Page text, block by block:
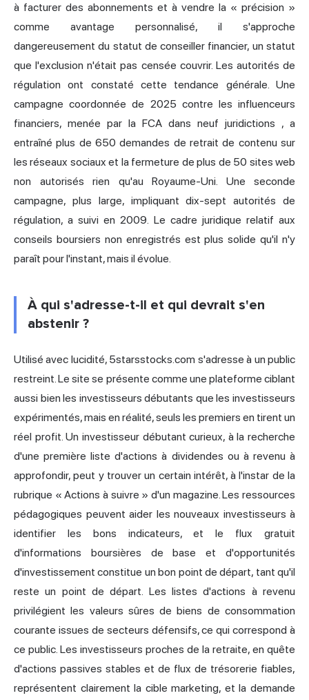
à facturer des abonnements et à vendre la « précision »
comme avantage personnalisé, il s'approche
dangereusement du statut de conseiller financier, un statut
que l'exclusion n'était pas censée couvrir. Les autorités de
régulation ont constaté cette tendance générale. Une
campagne coordonnée de 2025 contre les influenceurs
financiers, menée par la FCA dans neuf juridictions , a
entraîné plus de 650 demandes de retrait de contenu sur
les réseaux sociaux et la fermeture de plus de 50 sites web
non autorisés rien qu'au Royaume-Uni. Une seconde
campagne, plus large, impliquant dix-sept autorités de
régulation, a suivi en 2009. Le cadre juridique relatif aux
conseils boursiers non enregistrés est plus solide qu'il n'y
paraît pour l'instant, mais il évolue.
À qui s'adresse-t-il et qui devrait s'en
abstenir ?
Utilisé avec lucidité, 5starsstocks.com s'adresse à un public
restreint. Le site se présente comme une plateforme ciblant
aussi bien les investisseurs débutants que les investisseurs
expérimentés, mais en réalité, seuls les premiers en tirent un
réel profit. Un investisseur débutant curieux, à la recherche
d'une première liste d'actions à dividendes ou à revenu à
approfondir, peut y trouver un certain intérêt, à l'instar de la
rubrique « Actions à suivre » d'un magazine. Les ressources
pédagogiques peuvent aider les nouveaux investisseurs à
identifier les bons indicateurs, et le flux gratuit
d'informations boursières de base et d'opportunités
d'investissement constitue un bon point de départ, tant qu'il
reste un point de départ. Les listes d'actions à revenu
privilégient les valeurs sûres de biens de consommation
courante issues de secteurs défensifs, ce qui correspond à
ce public. Les investisseurs proches de la retraite, en quête
d'actions passives stables et de flux de trésorerie fiables,
représentent clairement la cible marketing, et la demande